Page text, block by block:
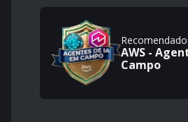
AWS -
Campo